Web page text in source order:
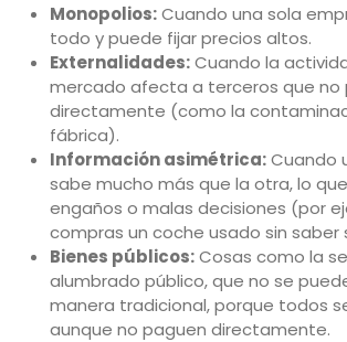
Monopolios:Cuando una sola
todo y puede fijar precios altos.
Externalidades:Cuando la
mercado afecta a terceros que no
directamente (como la
fábrica).
Información asimétrica:Cuando
sabe mucho más que la otra, lo
engaños o malas decisiones (por
compras un coche usado sin saber
Bienes públicos:Cosas como la
alumbrado público, que no se
manera tradicional, porque todos
aunque no paguen directamente.